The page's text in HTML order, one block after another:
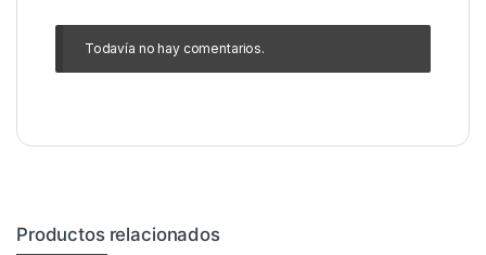
Todavía no hay comentarios.
Productos relacionados